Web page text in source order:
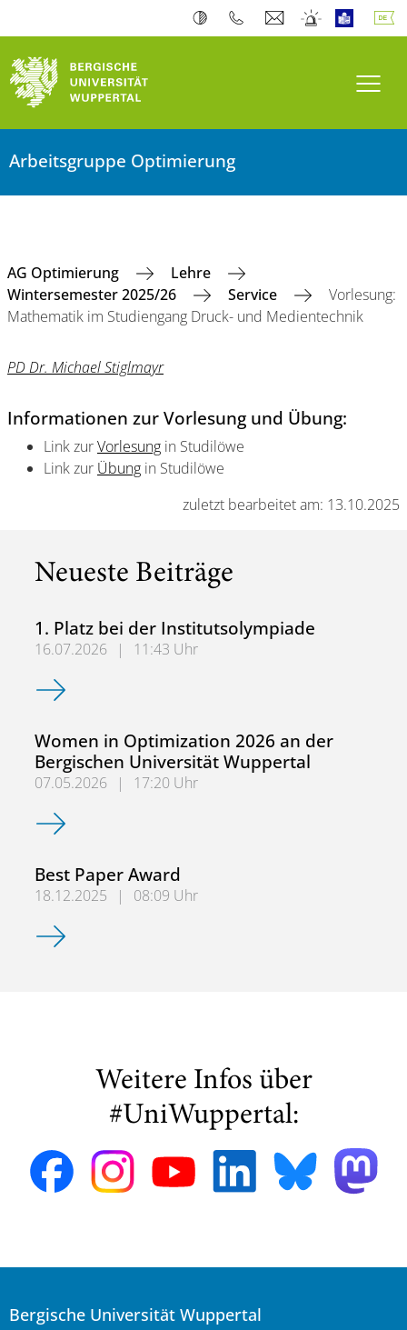
Arbeitsgruppe Optimierung
AG Optimierung
Lehre
Wintersemester 2025/26
Service
Vorlesung:
Mathematik im Studiengang Druck- und Medientechnik
PD Dr. Michael Stiglmayr
Informationen zur Vorlesung und Übung:
Link zurVorlesung in Studilöwe
Link zur Übung in Studilöwe
zuletzt bearbeitet am: 13.10.2025
Neueste Beiträge
1. Platz bei der Institutsolympiade
16.07.2026 |
11:43 Uhr
1. Platz bei der Institutsolympiade
Women in Optimization 2026 an der
Bergischen Universität Wuppertal
07.05.2026 |
17:20 Uhr
Women in Optimization 2026 an der Bergischen
Best Paper Award
18.12.2025 |
08:09 Uhr
Best Paper Award
Weitere Infos über
#UniWuppertal:
Bergische Universität Wuppertal